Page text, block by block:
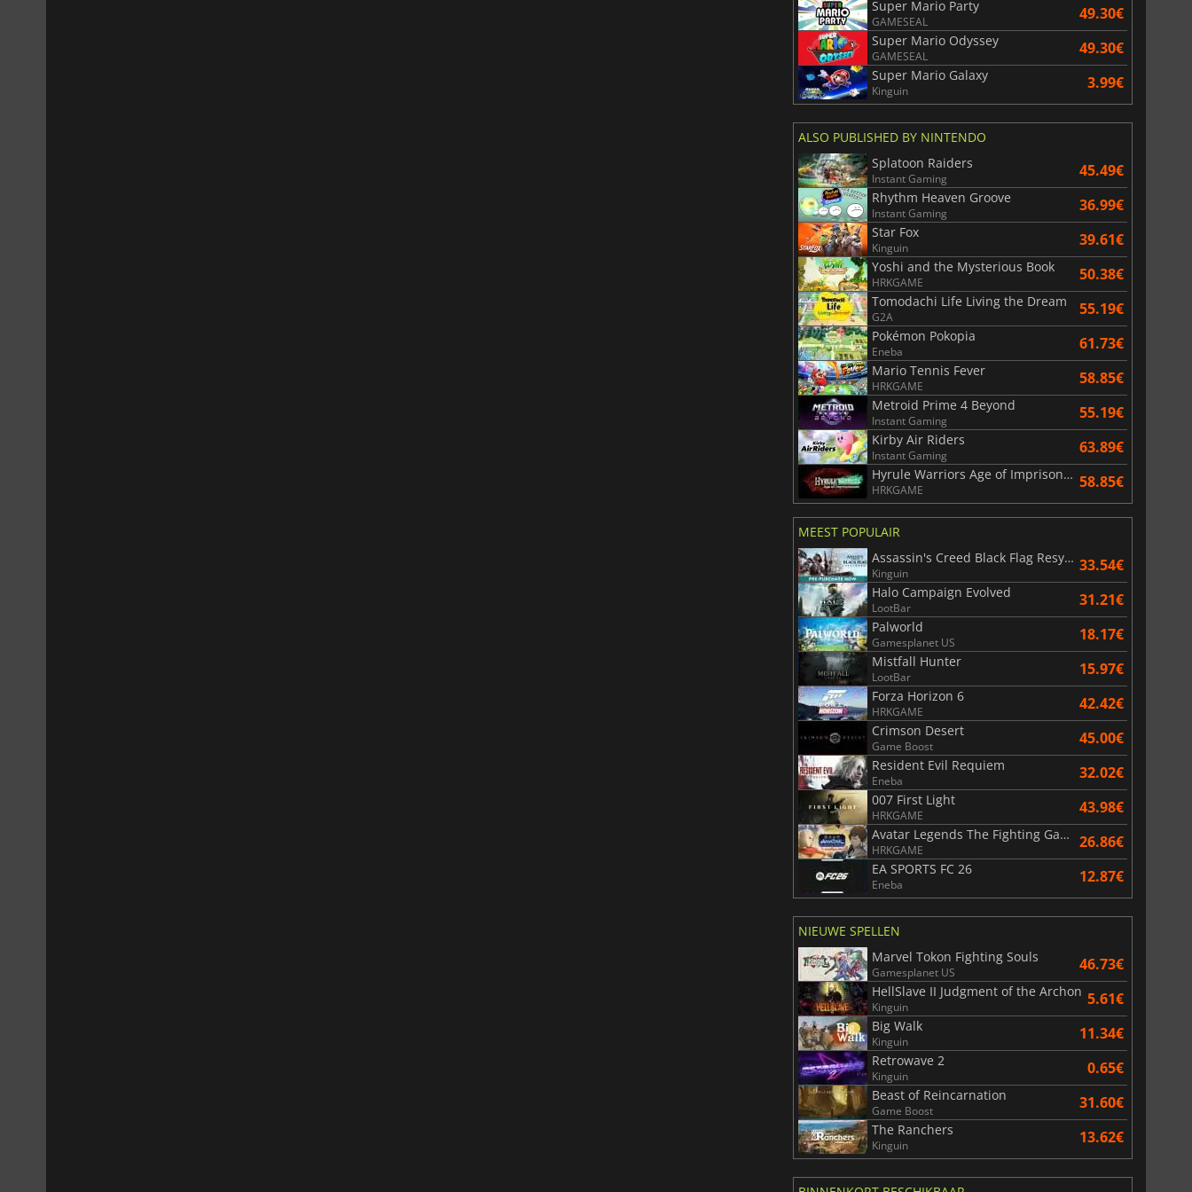
Super Mario Party
GAMESEAL 49.30€
Super Mario Odyssey
GAMESEAL 49.30€
Super Mario Galaxy
Kinguin 3.99€
ALSO PUBLISHED BY NINTENDO
Splatoon Raiders
Instant Gaming 45.49€
Rhythm Heaven Groove
Instant Gaming 36.99€
Star Fox
Kinguin 39.61€
Yoshi and the Mysterious Book
HRKGAME 50.38€
Tomodachi Life Living the Dream
G2A 55.19€
Pokémon Pokopia
Eneba 61.73€
Mario Tennis Fever
HRKGAME 58.85€
Metroid Prime 4 Beyond
Instant Gaming 55.19€
Kirby Air Riders
Instant Gaming 63.89€
Hyrule Warriors Age of Imprisonment
HRKGAME 58.85€
MEEST POPULAIR
Assassin's Creed Black Flag Resynced
Kinguin 33.54€
Halo Campaign Evolved
LootBar 31.21€
Palworld
Gamesplanet US 18.17€
Mistfall Hunter
LootBar 15.97€
Forza Horizon 6
HRKGAME 42.42€
Crimson Desert
Game Boost 45.00€
Resident Evil Requiem
Eneba 32.02€
007 First Light
HRKGAME 43.98€
Avatar Legends The Fighting Game
HRKGAME 26.86€
EA SPORTS FC 26
Eneba 12.87€
NIEUWE SPELLEN
Marvel Tokon Fighting Souls
Gamesplanet US 46.73€
HellSlave II Judgment of the Archon
Kinguin 5.61€
Big Walk
Kinguin 11.34€
Retrowave 2
Kinguin 0.65€
Beast of Reincarnation
Game Boost 31.60€
The Ranchers
Kinguin 13.62€